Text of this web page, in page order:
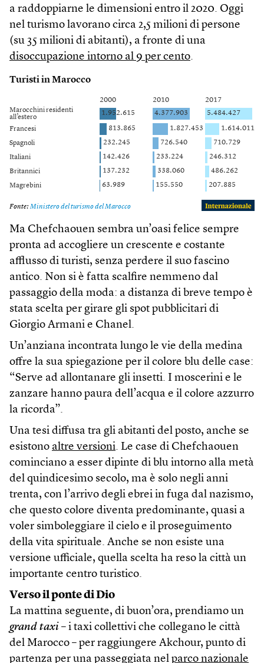
a raddoppiarne le dimensioni entro il 2020. Oggi
nel turismo lavorano circa 2,5 milioni di persone
(su 35 milioni di abitanti), a fronte di una
disoccupazione intorno al 9 per cento.
Ma Chefchaouen sembra un’oasi felice sempre
pronta ad accogliere un crescente e costante
afflusso di turisti, senza perdere il suo fascino
antico. Non si è fatta scalfire nemmeno dal
passaggio della moda: a distanza di breve tempo è
stata scelta per girare gli spot pubblicitari di
Giorgio Armani e Chanel.
Un’anziana incontrata lungo le vie della medina
offre la sua spiegazione per il colore blu delle case:
“Serve ad allontanare gli insetti. I moscerini e le
zanzare hanno paura dell’acqua e il colore azzurro
la ricorda”.
Una tesi diffusa tra gli abitanti del posto, anche se
esistono altre versioni. Le case di Chefchaouen
cominciano a esser dipinte di blu intorno alla metà
del quindicesimo secolo, ma è solo negli anni
trenta, con l’arrivo degli ebrei in fuga dal nazismo,
che questo colore diventa predominante, quasi a
voler simboleggiare il cielo e il proseguimento
della vita spirituale. Anche se non esiste una
versione ufficiale, quella scelta ha reso la città un
importante centro turistico.
Verso il ponte di Dio
La mattina seguente, di buon’ora, prendiamo un
grand taxi – i taxi collettivi che collegano le città
del Marocco – per raggiungere Akchour, punto di
partenza per una passeggiata nel parco nazionale